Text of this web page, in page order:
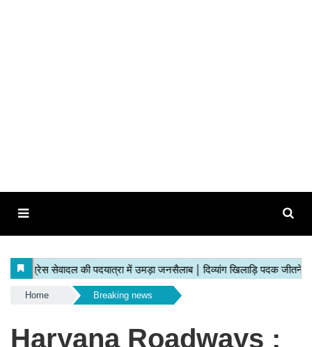
Home Breaking news
Haryana Roadways :